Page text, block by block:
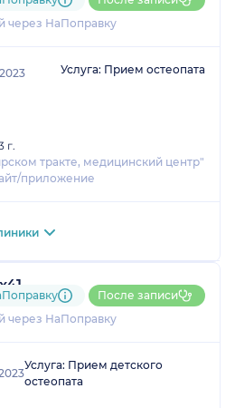
через НаПоправку
Услуга: Прием остеопата
г.
тракте, медицинский центр"
приложение
через НаПоправку
После записи
Услуга: Прием детского
остеопата